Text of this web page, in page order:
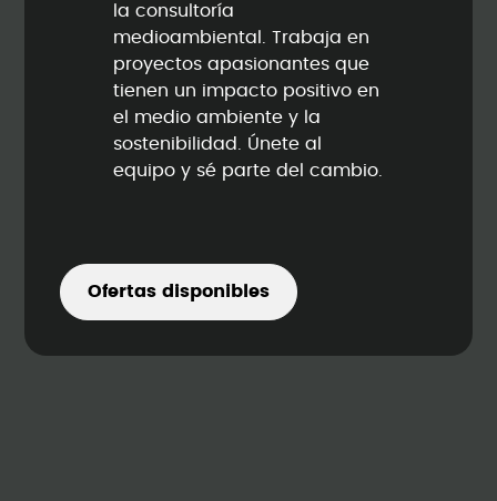
la consultoría
medioambiental. Trabaja en
proyectos apasionantes que
tienen un impacto positivo en
el medio ambiente y la
sostenibilidad. Únete al
equipo y sé parte del cambio.
Ofertas disponibles